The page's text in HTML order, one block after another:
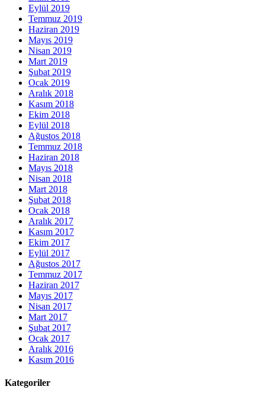
Eylül 2019
Temmuz 2019
Haziran 2019
Mayıs 2019
Nisan 2019
Mart 2019
Şubat 2019
Ocak 2019
Aralık 2018
Kasım 2018
Ekim 2018
Eylül 2018
Ağustos 2018
Temmuz 2018
Haziran 2018
Mayıs 2018
Nisan 2018
Mart 2018
Şubat 2018
Ocak 2018
Aralık 2017
Kasım 2017
Ekim 2017
Eylül 2017
Ağustos 2017
Temmuz 2017
Haziran 2017
Mayıs 2017
Nisan 2017
Mart 2017
Şubat 2017
Ocak 2017
Aralık 2016
Kasım 2016
Kategoriler